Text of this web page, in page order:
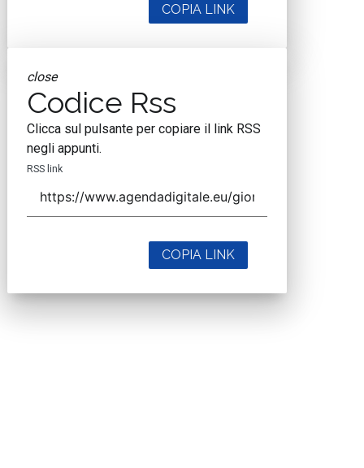
COPIA LINK
close
Codice Rss
Clicca sul pulsante per copiare il link RSS
negli appunti.
RSS link
COPIA LINK